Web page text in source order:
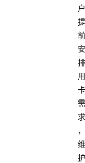
户
提
前
安
排
用
卡
需
求
，
维
护